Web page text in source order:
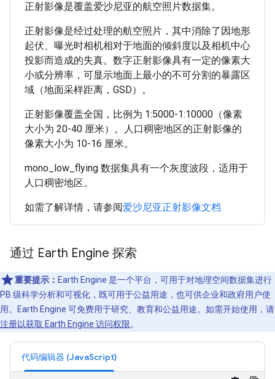
正射影像是覆盖爱沙尼亚的航空照片数据集。
正射影像是经过处理的航空照片，其中消除了因地形
起伏、曝光时相机相对于地面的倾斜度以及相机中心
投影而造成的失真。数字正射影像具有一定的像素大
小或分辨率，可显示地面上最小的不可分割的暴露区
域（地面采样距离，GSD）。
正射影像覆盖全国，比例为 1:5000-1:10000（像素
大小为 20-40 厘米）。人口稠密地区的正射影像的
像素大小为 10-16 厘米。
mono_low_flying 数据集具有一个灰度波段，适用于
人口稠密地区。
如需了解详情，请参阅爱沙尼亚正射影像文档
通过 Earth Engine 探索
重要提示： Earth Engine 是一个平台，可用于对地理空间数据集进行
PB 级科学分析和可视化，既可用于公益用途，也可供企业和政府用户使
用。Earth Engine 可免费用于研究、教育和公益用途。如需开始使用，请
注册以获取 Earth Engine 访问权限。
代码编辑器 (JavaScript)